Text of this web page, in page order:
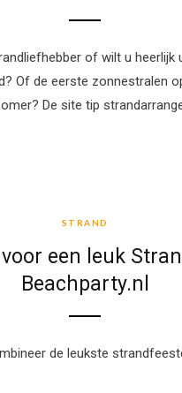
of wilt u heerlijk
Of de eerste zonnestralen
De site tip
STRAND
een leuk
Beachparty.nl
de leukste